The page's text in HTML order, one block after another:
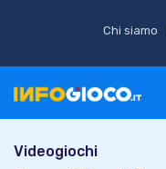
Chi siamo
Videogiochi